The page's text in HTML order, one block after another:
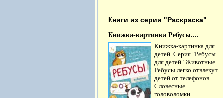
Книги из серии "Раскраска"
Книжка-картинка Ребусы....
Книжка-картинка для
детей. Серия "Ребусы
для детей" Животные.
Ребусы легко отвлекут
детей от телефонов.
Словесные
головоломки...